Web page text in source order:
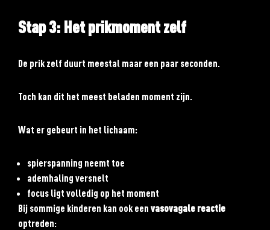
Stap 3: Het prikmoment zelf
De prik zelf duurt meestal maar een paar seconden.
Toch kan dit het meest beladen moment zijn.
Wat er gebeurt in het lichaam:
spierspanning neemt toe
ademhaling versnelt
focus ligt volledig op het moment
Bij sommige kinderen kan ook een vasovagale reactie
optreden: